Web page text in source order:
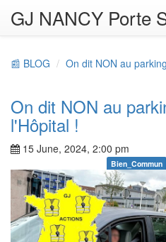
GJ NANCY Porte
📰 BLOG On dit NON au
On dit NON au
l'Hôpital !
15 June, 2024, 2:00 pm
Bien_Commun